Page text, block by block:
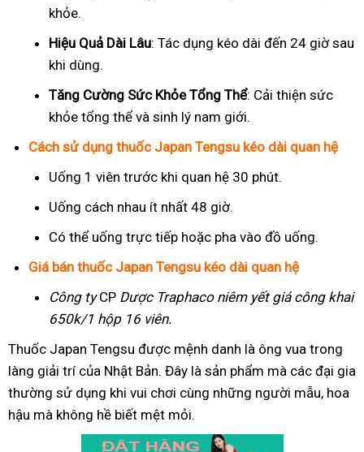
khỏe.
Hiệu Quả Dài Lâu: Tác dụng kéo dài đến 24 giờ sau
khi dùng.
Tăng Cường Sức Khỏe Tổng Thể: Cải thiện sức
khỏe tổng thể và sinh lý nam giới.
Cách sử dụng thuốc Japan Tengsu kéo dài quan hệ
Uống 1 viên trước khi quan hệ 30 phút.
Uống cách nhau ít nhất 48 giờ.
Có thể uống trực tiếp hoặc pha vào đồ uống.
Giá bán thuốc Japan Tengsu kéo dài quan hệ
Công tyCP Dược Traphaconiêm yết giá công khai
650k/1 hộp 16 viên.
Thuốc Japan Tengsu được mệnh danh là ông vua trong
làng giải trí của Nhật Bản. Đây là sản phẩm mà các đại gia
thường sử dụng khi vui chơi cùng những người mẫu, hoa
hậu mà không hề biết mệt mỏi.